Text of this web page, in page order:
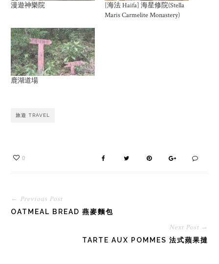
漫遊神樂院
[海法 Haifa] 海星修院(Stella
Maris Carmelite Monastery)
鹿湖道場
旅遊 TRAVEL
0
← Previous Post
OATMEAL BREAD 燕麥麵包
Next Post →
TARTE AUX POMMES 法式蘋果撻